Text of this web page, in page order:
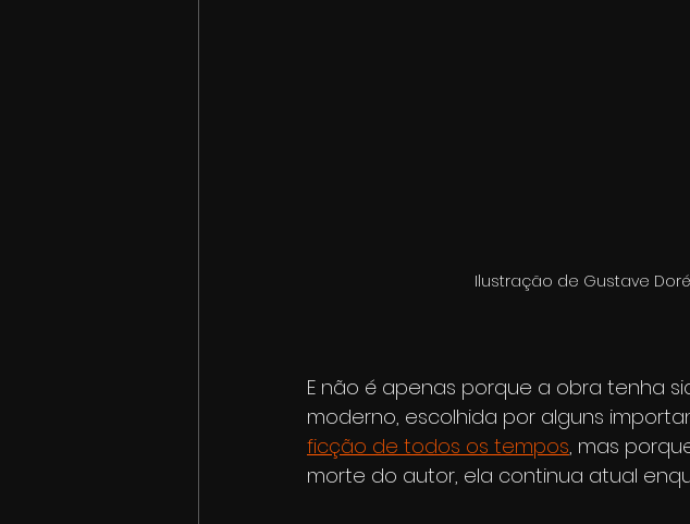
Ilustração de Gustave
E não é apenas porque a obra tenha
moderno, escolhida por alguns
ficção de todos os tempos, mas
morte do autor, ela continua atual